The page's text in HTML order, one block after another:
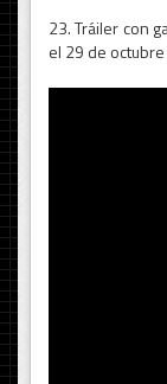
23. Tráiler con
el 29 de octubre